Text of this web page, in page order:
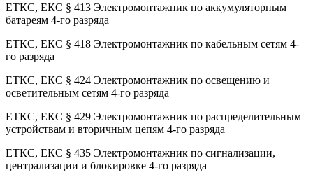
ЕТКС, ЕКС § 413 Электромонтажник по аккумуляторным
батареям 4-го разряда
ЕТКС, ЕКС § 418 Электромонтажник по кабельным сетям 4-
го разряда
ЕТКС, ЕКС § 424 Электромонтажник по освещению и
осветительным сетям 4-го разряда
ЕТКС, ЕКС § 429 Электромонтажник по распределительным
устройствам и вторичным цепям 4-го разряда
ЕТКС, ЕКС § 435 Электромонтажник по сигнализации,
централизации и блокировке 4-го разряда